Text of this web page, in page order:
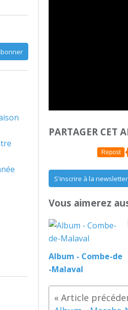
PARTAGER CET
Repost
S'inscrire à la newsletter
Vous aimerez
Album - Combe-de
-Malaval